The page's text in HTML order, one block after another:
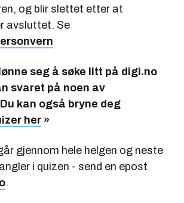
og blir slettet etter at
avsluttet. Se
seg å søke litt på digi.no
svaret på noen av
kan også bryne deg
her »
gjennom hele helgen og neste
i quizen - send en epost
.